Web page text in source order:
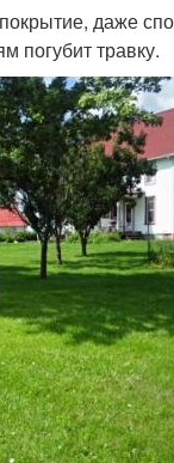
даже
погубит травку.